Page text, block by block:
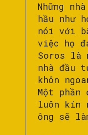
Những
hầu như
nói với
việc họ
Soros là
nhà đầu
khôn
Một
luôn kín
ông sẽ